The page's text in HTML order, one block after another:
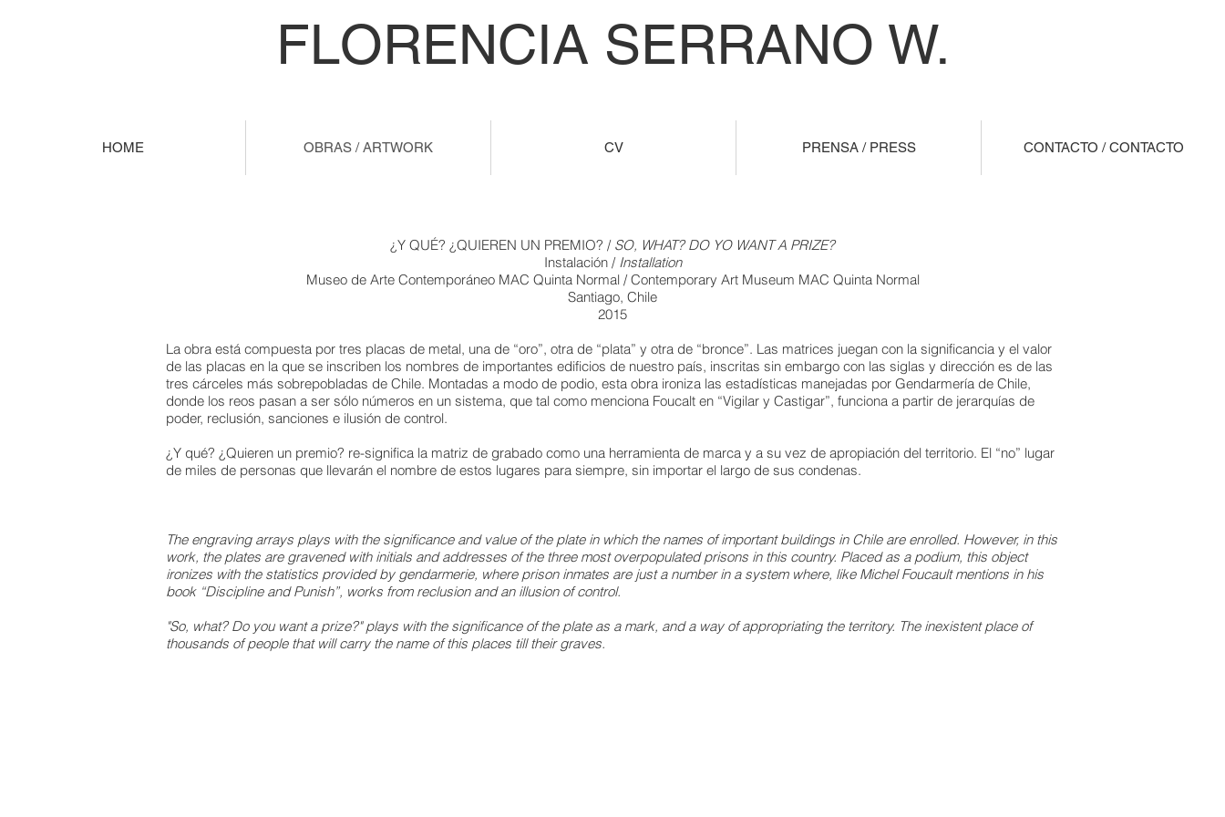
FLORENCIA SERRANO W.
HOME OBRAS / ARTWORK CV PRENSA / PRESS CONTACTO / CONTACTO
¿Y QUÉ? ¿QUIEREN UN PREMIO? / SO, WHAT? DO YO WANT A PRIZE?
Instalación / Installation
Museo de Arte Contemporáneo MAC Quinta Normal / Contemporary Art Museum MAC Quinta Normal
Santiago, Chile
2015
La obra está compuesta por tres placas de metal, una de “oro”, otra de “plata” y otra de “bronce”. Las matrices juegan con la significancia y el valor
de las placas en la que se inscriben los nombres de importantes edificios de nuestro país, inscritas sin embargo con las siglas y dirección es de las
tres cárceles más sobrepobladas de Chile. Montadas a modo de podio, esta obra ironiza las estadísticas manejadas por Gendarmería de Chile,
donde los reos pasan a ser sólo números en un sistema, que tal como menciona Foucalt en “Vigilar y Castigar”, funciona a partir de jerarquías de
poder, reclusión, sanciones e ilusión de control.
¿Y qué? ¿Quieren un premio? re-significa la matriz de grabado como una herramienta de marca y a su vez de apropiación del territorio. El “no” lugar
de miles de personas que llevarán el nombre de estos lugares para siempre, sin importar el largo de sus condenas.
The engraving arrays plays with the significance and value of the plate in which the names of important buildings in Chile are enrolled. However, in this
work, the plates are gravened with initials and addresses of the three most overpopulated prisons in this country. Placed as a podium, this object
ironizes with the statistics provided by gendarmerie, where prison inmates are just a number in a system where, like Michel Foucault mentions in his
book “Discipline and Punish”, works from reclusion and an illusion of control.
"So, what? Do you want a prize?" plays with the significance of the plate as a mark, and a way of appropriating the territory. The inexistent place of
thousands of people that will carry the name of this places till their graves.